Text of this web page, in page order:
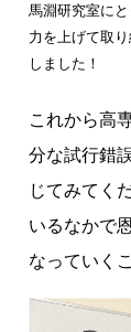
馬淵研究室に
力を上げて取
しました！
これから高
分な試行錯
じてみてく
いるなかで
なっていく